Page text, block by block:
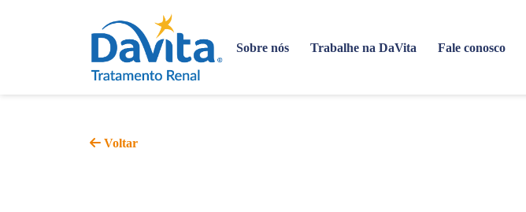
Sobre nós Trabalhe na DaVita Fale conosco
Voltar